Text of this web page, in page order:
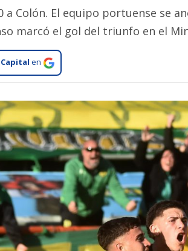
a Colón. El equipo portuense se
marcó el gol del triunfo en el
Capital en